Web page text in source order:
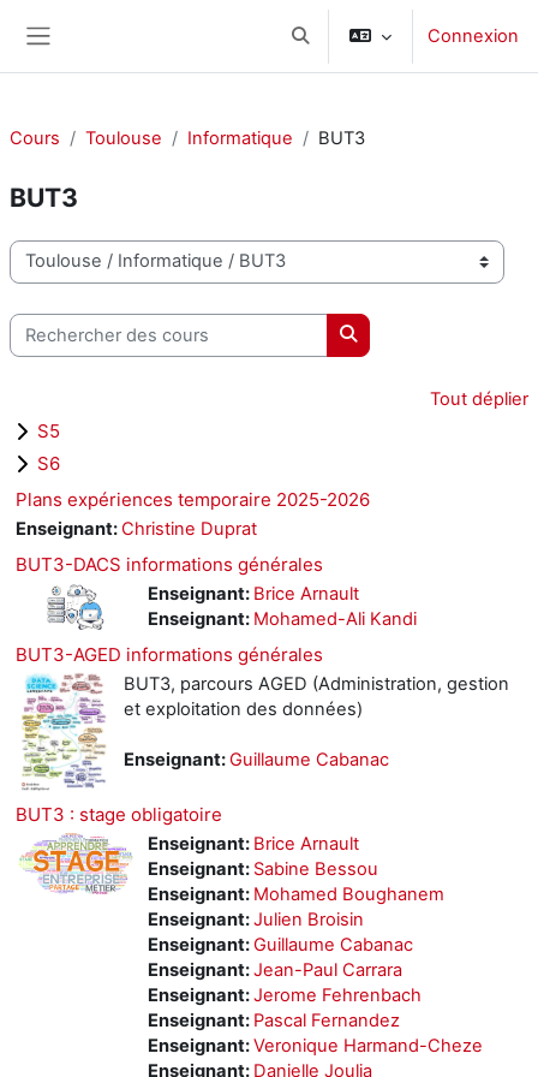
Activer/désactiver la saisie
Connexion
Cours Toulouse Informatique BUT3
BUT3
Catégories de cours
Rechercher des cours
Rechercher des cours
Tout déplier
S5
S6
Plans expériences temporaire 2025-2026
Enseignant:Christine Duprat
BUT3-DACS informations générales
Enseignant: Brice Arnault
Enseignant: Mohamed-Ali Kandi
BUT3-AGED informations générales
BUT3, parcours AGED (Administration, gestion
et exploitation des données)
Enseignant:Guillaume Cabanac
BUT3 : stage obligatoire
Enseignant: Brice Arnault
Enseignant: Sabine Bessou
Enseignant: Mohamed Boughanem
Enseignant:Julien Broisin
Enseignant:Guillaume Cabanac
Enseignant:Jean-Paul Carrara
Enseignant:Jerome Fehrenbach
Enseignant: Pascal Fernandez
Enseignant:Veronique Harmand-Cheze
Enseignant: Danielle Joulia